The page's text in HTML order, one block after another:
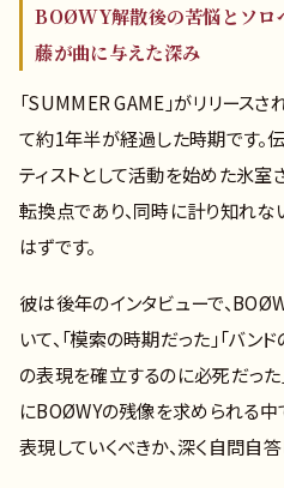
BOØWY解散後の苦悩とソロ
藤が曲に与えた深み
「SUMMER GAME」がリリース
て約1年半が経過した時期です。
ティストとして活動を始めた氷室
転換点であり、同時に計り知れ
はずです。
彼は後年のインタビューで、
いて、「模索の時期だった」「バ
の表現を確立するのに必死だった
にBOØWYの残像を求められる中
表現していくべきか、深く自問自答